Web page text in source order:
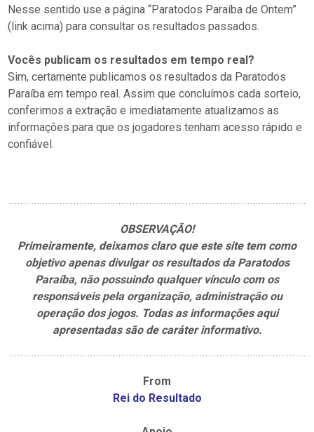
Nesse sentido use a página “Paratodos Paraíba de Ontem”
(link acima) para consultar os resultados passados.
Vocês publicam os resultados em tempo real?
Sim, certamente publicamos os resultados da Paratodos
Paraíba em tempo real. Assim que concluímos cada sorteio,
conferimos a extração e imediatamente atualizamos as
informações para que os jogadores tenham acesso rápido e
confiável.
OBSERVAÇÃO!
Primeiramente, deixamos claro que este site tem como
objetivo apenas divulgar os resultados da Paratodos
Paraíba, não possuindo qualquer vínculo com os
responsáveis pela organização, administração ou
operação dos jogos. Todas as informações aqui
apresentadas são de caráter informativo.
From
Rei do Resultado